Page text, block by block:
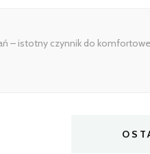
– istotny czynnik do